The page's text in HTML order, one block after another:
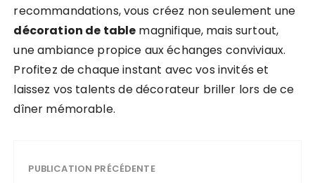
recommandations, vous créez non seulement une
décoration de table magnifique, mais surtout,
une ambiance propice aux échanges conviviaux.
Profitez de chaque instant avec vos invités et
laissez vos talents de décorateur briller lors de ce
dîner mémorable.
PUBLICATION PRÉCÉDENTE